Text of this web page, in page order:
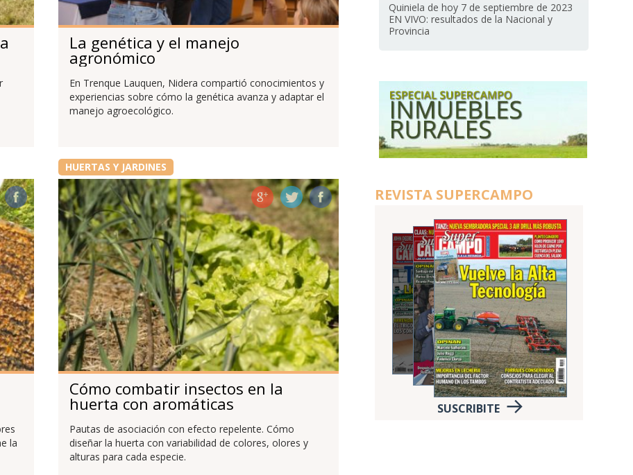
La genética y el manejo
agronómico
En Trenque Lauquen, Nidera compartió conocimientos y
experiencias sobre cómo la genética avanza y adaptar el
manejo agroecológico.
la
HUERTAS Y JARDINES
Cómo combatir insectos en la
huerta con aromáticas
Pautas de asociación con efecto repelente. Cómo
diseñar la huerta con variabilidad de colores, olores y
alturas para cada especie.
Quiniela de hoy 7 de septiembre de 2023
EN VIVO: resultados de la Nacional y
Provincia
REVISTA SUPERCAMPO
SUSCRIBITE